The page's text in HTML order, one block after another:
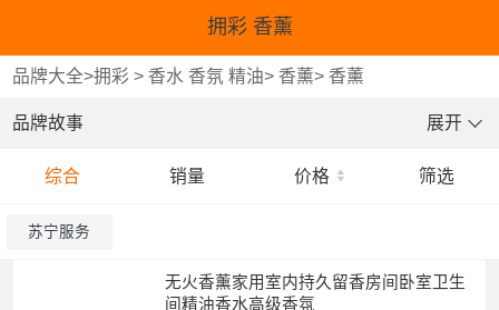
拥彩 香薰
品牌大全>拥彩 > 香水 香氛 精油> 香薰> 香薰
品牌故事 展开
综合 销量 价格 筛选
苏宁服务
无火香薰家用室内持久留香房间卧室卫生
间精油香水高级香氛